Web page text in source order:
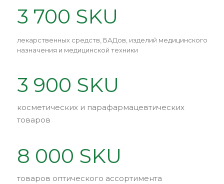
3 700 SKU
лекарственных средств, БАДов, изделий медицинского
назначения и медицинской техники
3 900 SKU
косметических и парафармацевтических
товаров
8 000 SKU
товаров оптического ассортимента